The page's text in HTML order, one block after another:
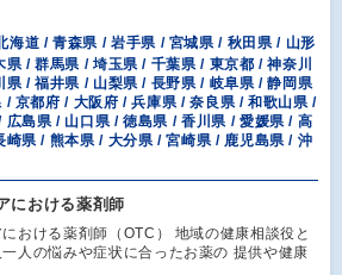
海道 / 青森県 / 岩手県 / 宮城県 / 秋田県 / 山形
/ 群馬県 / 埼玉県 / 千葉県 / 東京都 / 神奈川
県 / 福井県 / 山梨県 / 長野県 / 岐阜県 / 静岡県
/ 京都府 / 大阪府 / 兵庫県 / 奈良県 / 和歌山県 /
島県 / 山口県 / 徳島県 / 香川県 / 愛媛県 / 高
県 / 熊本県 / 大分県 / 宮崎県 / 鹿児島県 / 沖
における薬剤師
における薬剤師（OTC） 地域の健康相談役と
人の悩みや症状に合ったお薬の 提供や健康